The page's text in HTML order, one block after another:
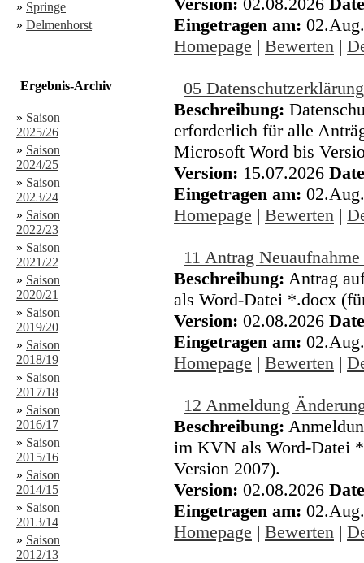
» Springe
» Delmenhorst
Ergebnis-Archiv
» Saison
2025/26
» Saison
2024/25
» Saison
2023/24
» Saison
2022/23
» Saison
2021/22
» Saison
2020/21
» Saison
2019/20
» Saison
2018/19
» Saison
2017/18
» Saison
2016/17
» Saison
2015/16
» Saison
2014/15
» Saison
2013/14
» Saison
2012/13
Eingetragen am:
Homepage | Bewerten |
05
Beschreibung:
erforderlich für alle
Microsoft Word bis
Version: 15.07.2026
Eingetragen am:
Homepage | Bewerten |
11 Antrag
Beschreibung: Antrag
als Word-Datei *.docx
Version: 02.08.2026
Eingetragen am:
Homepage | Bewerten |
12 Anmeldung
Beschreibung:
im KVN als Word-Datei
Version 2007).
Version: 02.08.2026
Eingetragen am:
Homepage | Bewerten |